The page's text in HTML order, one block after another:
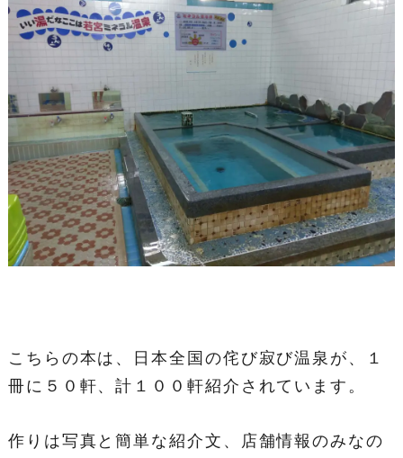
こちらの本は、日本全国の侘び寂び温泉が、１
冊に５０軒、計１００軒紹介されています。
作りは写真と簡単な紹介文、店舗情報のみなの